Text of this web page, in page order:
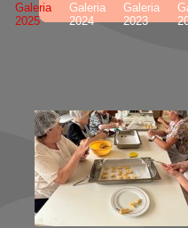
Galeria
2025
Galeria
2024
Galeria
2023